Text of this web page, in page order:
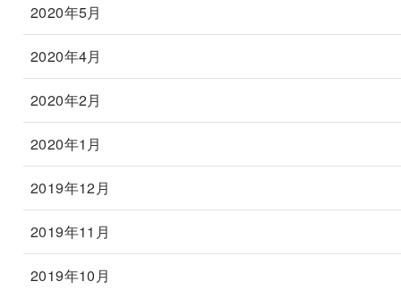
2020年5月
2020年4月
2020年2月
2020年1月
2019年12月
2019年11月
2019年10月